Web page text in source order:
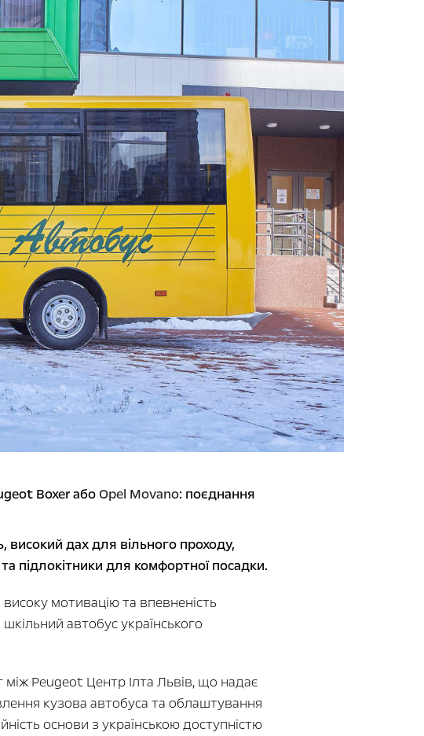
Boxer абоOpel Movano: поєднання
дах для вільного проходу,
підлокітники для комфортної посадки.
мотивацію та впевненість
автобус українського
Peugeot Центр Ілта Львів, що надає
кузова автобуса та облаштування
основи з українською доступністю